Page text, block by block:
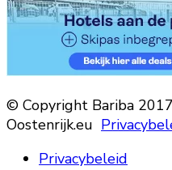
© Copyright Bariba
Oostenrijk.eu
Privacybeleid